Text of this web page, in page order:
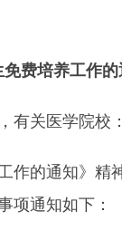
费培养工作的
有关医学院校：
的通知》精
项通知如下：